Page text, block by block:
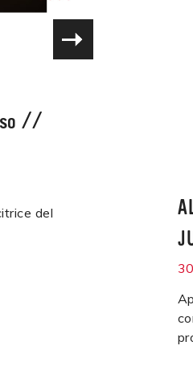
//
del